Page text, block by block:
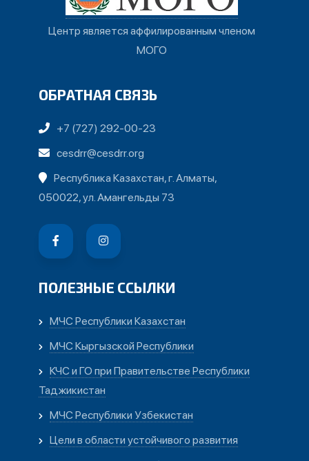
Центр является аффилированным членом
МОГО
ОБРАТНАЯ СВЯЗЬ
+7 (727) 292-00-23
cesdrr@cesdrr.org
Республика Казахстан, г. Алматы,
050022, ул. Амангельды 73
ПОЛЕЗНЫЕ ССЫЛКИ
МЧС Республики Казахстан
МЧС Кыргызской Республики
КЧС и ГО при Правительстве Республики
Таджикистан
МЧС Республики Узбекистан
Цели в области устойчивого развития